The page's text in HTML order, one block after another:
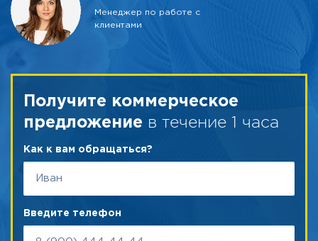
Менеджер по работе с
клиентами
Получите коммерческое
предложение в течение 1 часа
Как к вам обращаться?
Введите телефон